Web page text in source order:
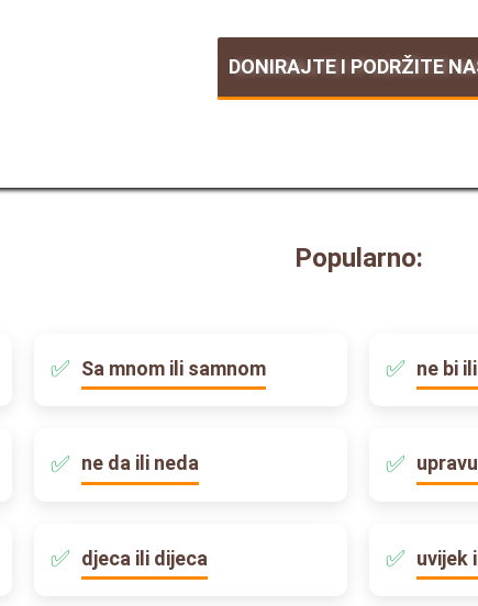
DONIRAJTE I PODRŽITE
Popularno:
Sa mnom ili samnom ne bi
ne da ili neda
djeca ili dijeca uvijek